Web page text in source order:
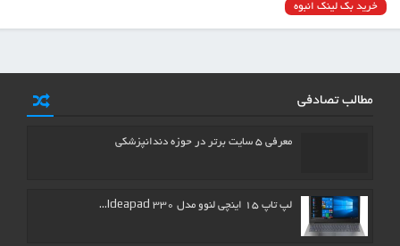
خرید بک لینک انبوه
مطالب تصادفی
معرفی ۵ سایت برتر در حوزه دندانپزشکی
لپ تاپ ۱۵ اینچی لنوو مدل Ideapad 330…